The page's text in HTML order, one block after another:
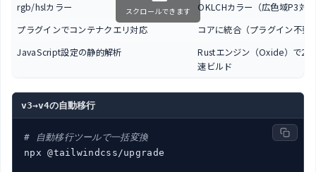
rgb/hslカラー
OKLCHカラー（広色域P3対
プラグインでコンテナクエリ対応
コアに統合（プラグイン不要
JavaScript設定の静的解析
Rustエンジン（Oxide）で2
速ビルド
スクロールできます
v3→v4の自動移行
# 自動移行ツールで一括変換
npx @tailwindcss/upgrade